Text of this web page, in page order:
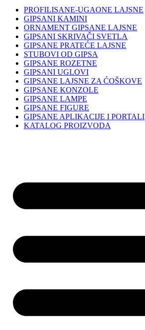
PROFILISANE-UGAONE LAJSNE
GIPSANI KAMINI
ORNAMENT GIPSANE LAJSNE
GIPSANI SKRIVAČI SVETLA
GIPSANE PRATEĆE LAJSNE
STUBOVI OD GIPSA
GIPSANE ROZETNE
GIPSANI UGLOVI
GIPSANE LAJSNE ZA ĆOŠKOVE
GIPSANE KONZOLE
GIPSANE LAMPE
GIPSANE FIGURE
GIPSANE APLIKACIJE I PORTALI
KATALOG PROIZVODA